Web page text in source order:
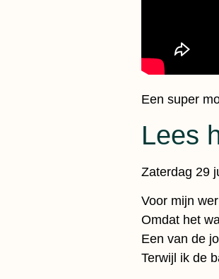
Een super
Lees
Zaterdag 29
Voor mijn
Omdat het
Een van de
Terwijl ik de